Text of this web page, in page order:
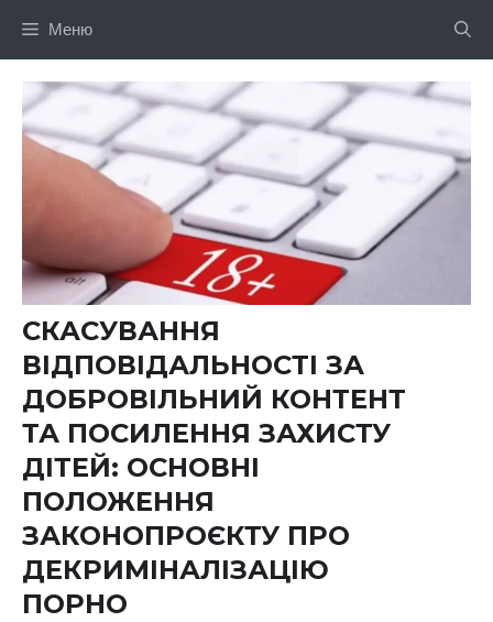
Меню
СКАСУВАННЯ
ВІДПОВІДАЛЬНОСТІ ЗА
ДОБРОВІЛЬНИЙ КОНТЕНТ
ТА ПОСИЛЕННЯ ЗАХИСТУ
ДІТЕЙ: ОСНОВНІ
ПОЛОЖЕННЯ
ЗАКОНОПРОЄКТУ ПРО
ДЕКРИМІНАЛІЗАЦІЮ
ПОРНО